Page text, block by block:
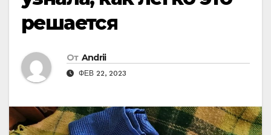
решается
От Andrii
ФЕВ 22, 2023